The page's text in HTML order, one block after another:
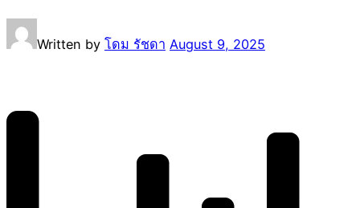
Written by โดม รัชดา August 9, 2025